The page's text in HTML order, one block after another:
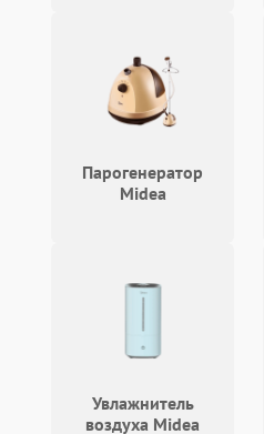
Согласование перечня
описание планируемых
компонентов.
Выполнение ремонта с
срабатывания защитных
Итоговая проверка и
службы обогревателей
Стабильность работы
только от качества
простых правил
размещайте устройство
Парогенератор
Midea
Увлажнитель
воздуха Midea